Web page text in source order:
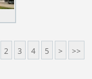
2 3 4 5 > >>